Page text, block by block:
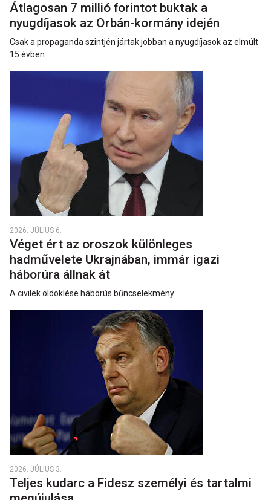
Átlagosan 7 millió forintot buktak a
nyugdíjasok az Orbán-kormány idején
Csak a propaganda szintjén jártak jobban a nyugdíjasok az elmúlt
15 évben.
2026. JÚLIUS 6.
Véget ért az oroszok különleges
hadművelete Ukrajnában, immár igazi
háborúra állnak át
A civilek öldöklése háborús bűncselekmény.
2026. JÚLIUS 3.
Teljes kudarc a Fidesz személyi és tartalmi